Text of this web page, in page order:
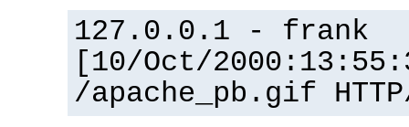
127.0.0.1 - frank
[10/Oct/
/apache_pb.gif